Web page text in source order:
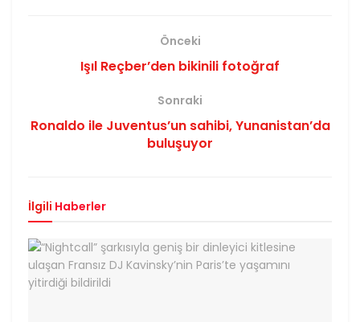
Önceki
Işıl Reçber’den bikinili fotoğraf
Sonraki
Ronaldo ile Juventus’un sahibi, Yunanistan’da
buluşuyor
İlgili Haberler